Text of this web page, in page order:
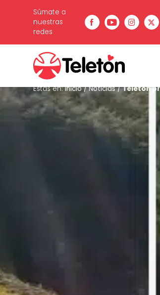
Súmate a
nuestras
redes
Estás en:Inicio/Noticias/Teletón